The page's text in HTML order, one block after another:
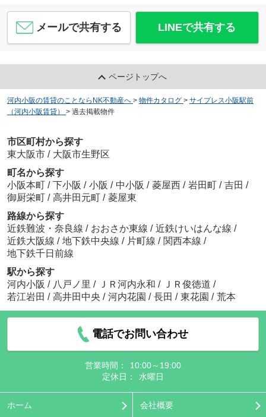
メールで共有する LINEで共有する
ページトップへ
河内小阪の賃貸のことならNK不動産へ > 物件カタログ > サイプレス小阪駅前
（河内小阪賃貸）
> 過去掲載物件
市区町村から探す
東大阪市 / 大阪市生野区
町名から探す
小阪本町 / 下小阪 / 小阪 / 中小阪 / 菱屋西 / 岩田町 / 吉田 /
御厨栄町 / 高井田元町 / 菱屋東
路線から探す
近鉄難波・奈良線 / おおさか東線 / 近鉄けいはんな線 /
近鉄大阪線 / 地下鉄中央線 / 片町線 / 関西本線 /
地下鉄千日前線
駅から探す
河内小阪 / 八戸ノ里 / ＪＲ河内永和 / ＪＲ俊徳道 /
若江岩田 / 高井田中央 / 河内花園 / 長田 / 東花園 / 荒本
電話でお問い合わせ
営業時間：
10:00～19:00
定休日：
水曜日
ホーム 会社概要